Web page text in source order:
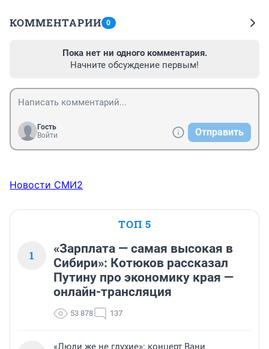
КОММЕНТАРИИ 0
Пока нет ни одного комментария.
Начните обсуждение первым!
Гость
Войти
Отправить
Новости СМИ2
ТОП 5
1
«Зарплата — самая высокая в
Сибири»: Котюков рассказал
Путину про экономику края —
онлайн-трансляция
53 878 137
«Люди же не глухие»: концерт Вани